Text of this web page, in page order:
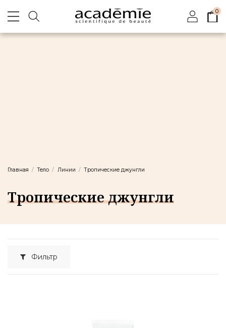
0
Главная Тело Линии Тропические джунгли
Тропические джунгли
Фильтр